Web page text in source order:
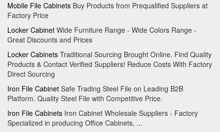
Mobile File Cabinets Buy Products from Prequalified Suppliers at
Factory Price
Locker Cabinet Wide Furniture Range - Wide Colors Range -
Great Discounts and Prices
Locker Cabinets Traditional Sourcing Brought Online. Find Quality
Products & Contact Verified Suppliers! Reduce Costs With Factory
Direct Sourcing
Iron File Cabinet Safe Trading Steel File on Leading B2B
Platform. Quality Steel File with Competitive Price.
Iron File Cabinets Iron Cabinet Wholesale Suppliers - Factory
Specialized in producing Office Cabinets, ...